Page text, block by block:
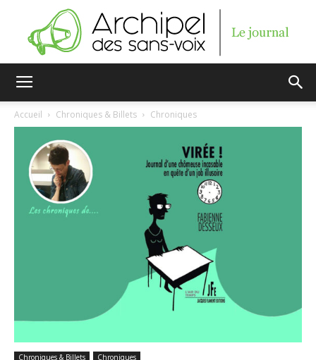
sans-
voix
Accueil Chroniques & Billets Chroniques
Chroniques & Billets Chroniques